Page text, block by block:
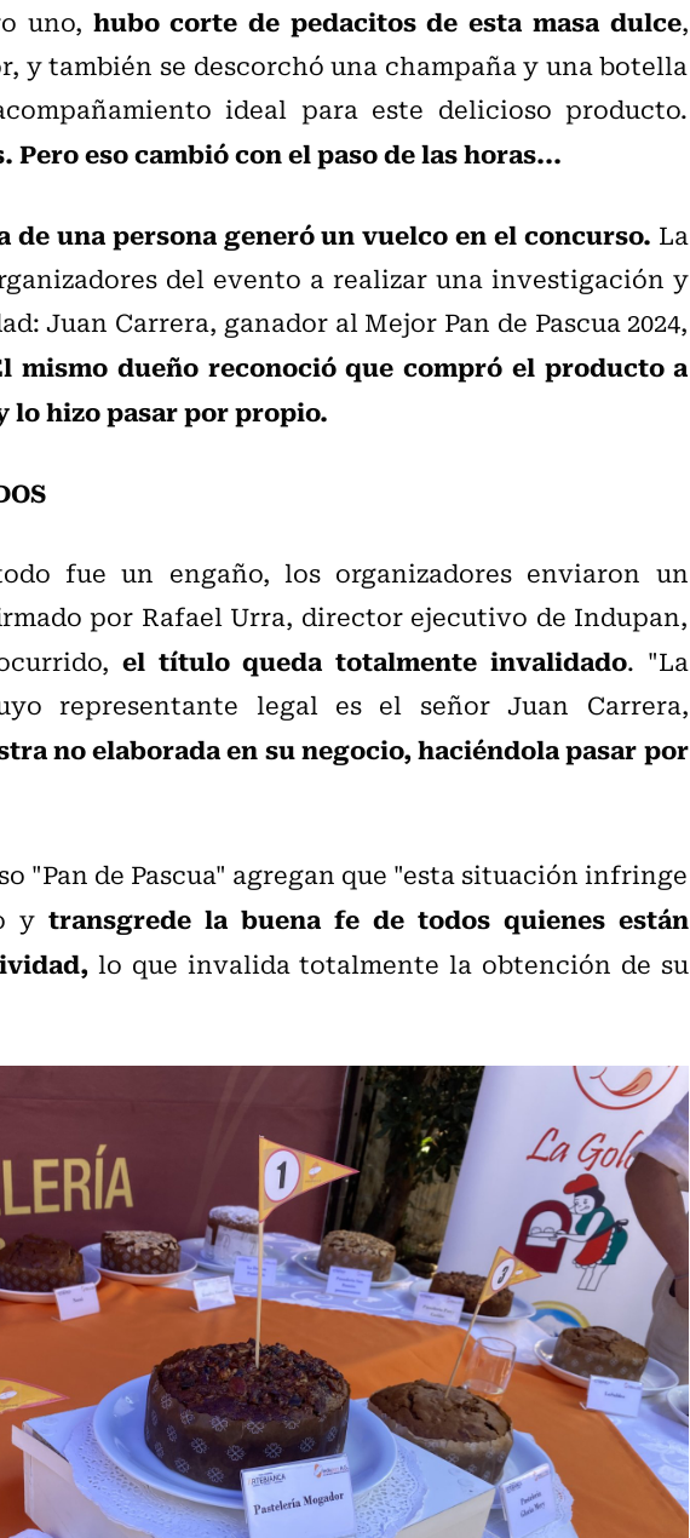
uno, hubo corte de pedacitos de esta masa dulce,
y también se descorchó una champaña y una botella
ideal para este delicioso producto.
Pero eso cambió con el paso de las horas...
de una persona generó un vuelco en el concurso. La
del evento a realizar una investigación y
Juan Carrera, ganador al Mejor Pan de Pascua 2024,
mismo dueño reconoció que compró el producto a
lo hizo pasar por propio.
fue un engaño, los organizadores enviaron un
por Rafael Urra, director ejecutivo de Indupan,
el título queda totalmente invalidado. "La
representante legal es el señor Juan Carrera,
no elaborada en su negocio, haciéndola pasar por
"Pan de Pascua" agregan que "esta situación infringe
y transgrede la buena fe de todos quienes están
lo que invalida totalmente la obtención de su